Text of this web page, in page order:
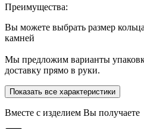
Преимущества:
Вы можете выбрать размер
камней
Мы предложим варианты
доставку прямо в руки.
Показать все характеристики
Вместе с изделием Вы получаете